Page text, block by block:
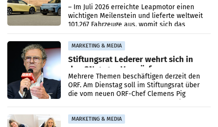
überschreitet die 100.000er-Marke
– Im Juli 2026 erreichte Leapmotor einen
wichtigen Meilenstein und lieferte weltweit
101.267 Fahrzeuge aus, womit sich das
Ergebnis gegenüber Juli 2025 mehr als
verdoppelte (+102
MARKETING & MEDIA
Stiftungsrat Lederer wehrt sich in
den SN gegen Vorwürfe
Mehrere Themen beschäftigen derzeit den
ORF. Am Dienstag soll im Stiftungsrat über
die vom neuen ORF-Chef Clemens Pig
MARKETING & MEDIA